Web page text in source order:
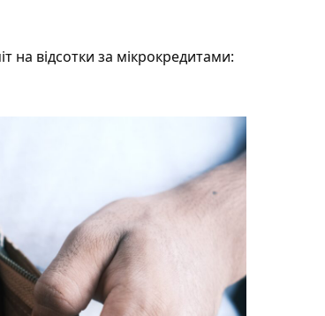
на відсотки за мікрокредитами: